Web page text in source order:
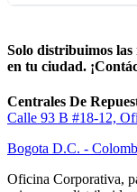
Solo distribuimos
en tu ciudad.
Centrales De
Calle 93 B #18-12,
Bogota D.C. -
Oficina Corporativa,